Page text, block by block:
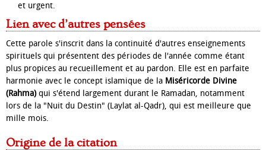
et urgent.
Lien avec d’autres pensées
Cette parole s'inscrit dans la continuité d'autres enseignements
spirituels qui présentent des périodes de l'année comme étant
plus propices au recueillement et au pardon. Elle est en parfaite
harmonie avec le concept islamique de la Miséricorde Divine
(Rahma)qui s'étend largement durant le Ramadan, notamment
lors de la "Nuit du Destin" (Laylat al-Qadr), qui est meilleure que
mille mois.
Origine de la citation